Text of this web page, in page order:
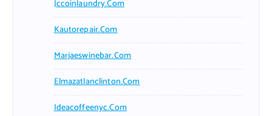
Jccoinlaundry.com
Kautorepair.com
Marjaeswinebar.com
Elmazatlanclinton.com
Ideacoffeenyc.com